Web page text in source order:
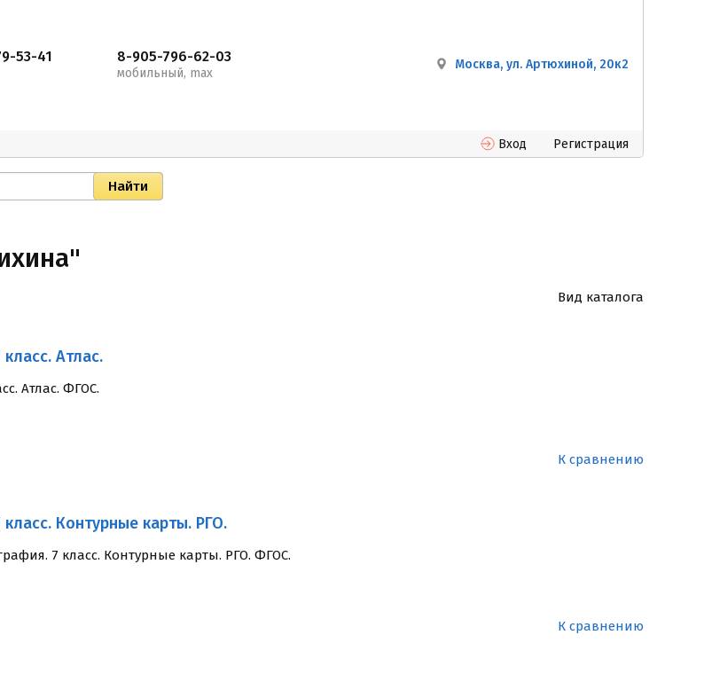
53-41 8-905-796-62-03
мобильный, max
Москва, ул. Артюхиной, 20к2
Вход Регистрация
Вид каталога
Атлас.
Атлас. ФГОС.
К сравнению
Контурные карты. РГО.
7 класс. Контурные карты. РГО. ФГОС.
К сравнению